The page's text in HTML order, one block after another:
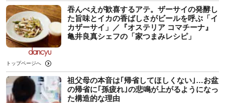
吞んべえが歓喜するアテ。ザーサイの発酵し
た旨味とイカの香ばしさがビールを呼ぶ「イ
カザーサイ」／『オステリア コマチーナ』
⻲井良真シェフの「家つまみレシピ」
トップページへ
祖父母の本音は｢帰省してほしくない｣…お盆
の帰省に｢孫疲れ｣の悲鳴が上がるようになっ
た構造的な理由